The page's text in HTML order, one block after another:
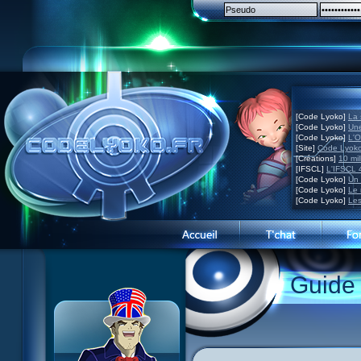
[Code Lyoko] La
[Code Lyoko]
[Code Lyoko]
[Site] Code
[Créations] 10
[IFSCL] L'IFSCL
[Code Lyoko] Un
[Code Lyoko] Le
[Code Lyoko]